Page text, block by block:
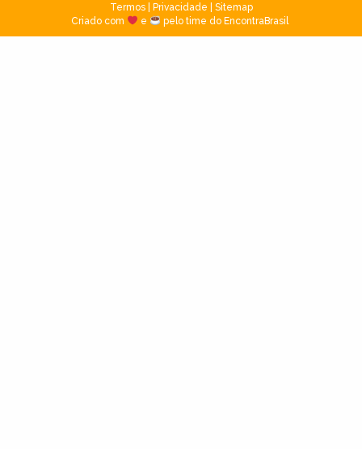
Termos| Privacidade
Sitemap
Criado com
e pelo time do EncontraBrasil